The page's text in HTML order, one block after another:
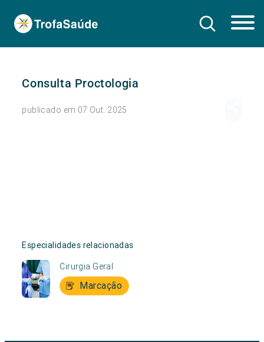
Consulta Proctologia
publicado em 07 Out. 2025
Especialidades relacionadas
Cirurgia Geral
Marcação